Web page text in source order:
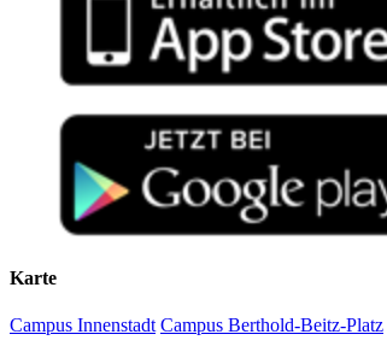
Karte
Campus Innenstadt Campus Berthold-Beitz-Platz